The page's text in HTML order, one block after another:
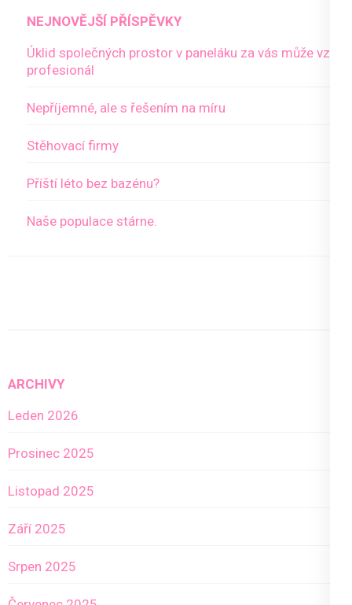
NEJNOVĚJŠÍ PŘÍSPĚVKY
Úklid společných prostor v paneláku za vás může vzít
profesionál
Nepříjemné, ale s řešením na míru
Stěhovací firmy
Příští léto bez bazénu?
Naše populace stárne.
ARCHIVY
Leden 2026
Prosinec 2025
Listopad 2025
Září 2025
Srpen 2025